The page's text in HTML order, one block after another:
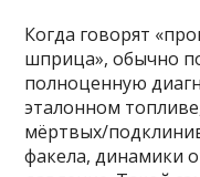
Когда говорят
шприца», обычно
полноценную
эталонном
мёртвых/
факела, динамики